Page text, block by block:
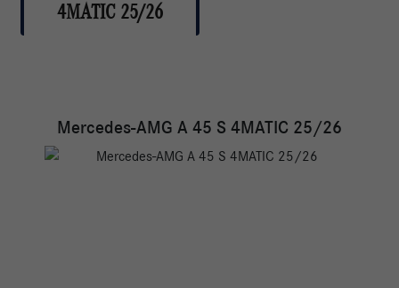
4MATIC 25/26
Mercedes-AMG A 45 S 4MATIC 25/26